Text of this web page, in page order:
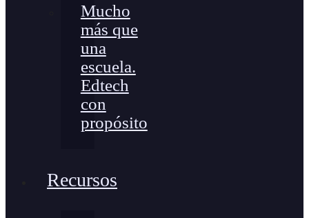
Mucho
más que
una
escuela.
Edtech
con
propósito
Recursos